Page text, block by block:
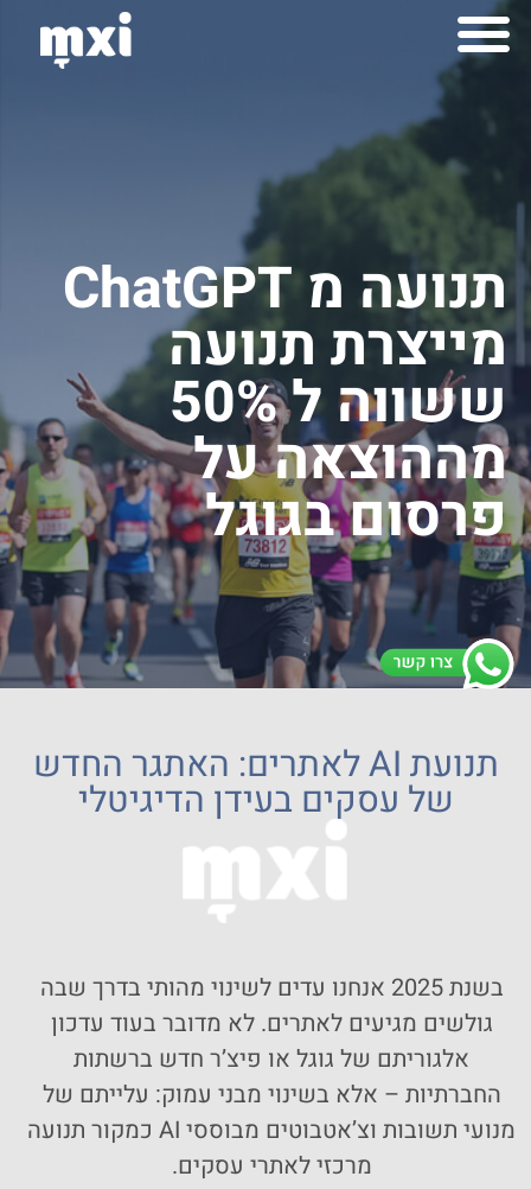
לתוכן
תנועה מ ChatGPT
מייצרת תנועה
ששווה ל 50%
מההוצאה על
פרסום בגוגל
תנועת AI לאתרים: האתגר החדש
של עסקים בעידן הדיגיטלי
בשנת 2025 אנחנו עדים לשינוי מהותי בדרך שבה
גולשים מגיעים לאתרים. לא מדובר בעוד עדכון
אלגוריתם של גוגל או פיצ’ר חדש ברשתות
החברתיות – אלא בשינוי מבני עמוק: עלייתם של
מנועי תשובות וצ’אטבוטים מבוססי AI כמקור תנועה
מרכזי לאתרי עסקים.